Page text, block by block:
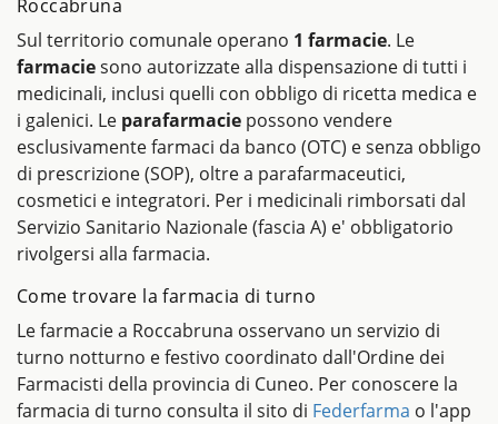
Roccabruna
Sul territorio comunale operano 1 farmacie. Le
farmaciesono autorizzate alla dispensazione di tutti i
medicinali, inclusi quelli con obbligo di ricetta medica e
i galenici. Le parafarmacie possono vendere
esclusivamente farmaci da banco (OTC) e senza obbligo
di prescrizione (SOP), oltre a parafarmaceutici,
cosmetici e integratori. Per i medicinali rimborsati dal
Servizio Sanitario Nazionale (fascia A) e' obbligatorio
rivolgersi alla farmacia.
Come trovare la farmacia di turno
Le farmacie a Roccabruna osservano un servizio di
turno notturno e festivo coordinato dall'Ordine dei
Farmacisti della provincia di Cuneo. Per conoscere la
farmacia di turno consulta il sito di Federfarma o l'app